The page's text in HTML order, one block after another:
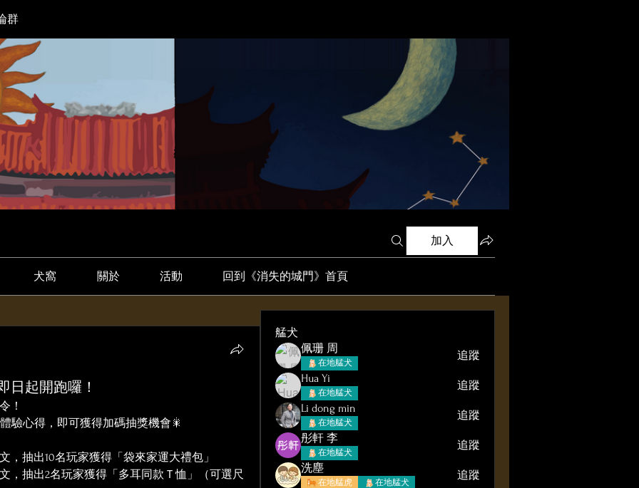
群
加入
犬窩 關於 活動 回到《消失的城門》首頁
日起開跑囉！
！
驗心得，即可獲得加碼抽獎機會🎇
，抽出10名玩家獲得「袋來家運大禮包」
，抽出2名玩家獲得「多耳同款Ｔ恤」（可選尺
艋犬
佩珊 周
在地艋犬
追蹤
Hua Yi
在地艋犬
追蹤
Li dong min
在地艋犬
追蹤
彤軒 李
在地艋犬
追蹤
洗塵
在地艋虎 在地艋犬
追蹤